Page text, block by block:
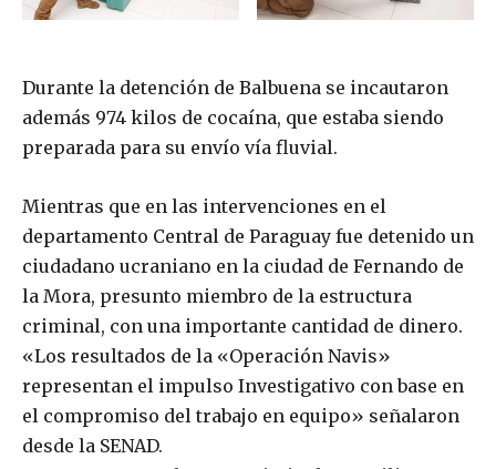
Durante la detención de Balbuena se incautaron
además 974 kilos de cocaína, que estaba siendo
preparada para su envío vía fluvial.
Mientras que en las intervenciones en el
departamento Central de Paraguay fue detenido un
ciudadano ucraniano en la ciudad de Fernando de
la Mora, presunto miembro de la estructura
criminal, con una importante cantidad de dinero.
«Los resultados de la «Operación Navis»
representan el impulso Investigativo con base en
el compromiso del trabajo en equipo» señalaron
desde la SENAD.